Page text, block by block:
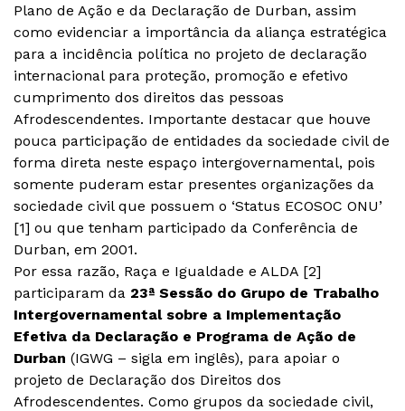
Plano de Ação e da Declaração de Durban, assim
como evidenciar a importância da aliança estratégica
para a incidência política no projeto de declaração
internacional para proteção, promoção e efetivo
cumprimento dos direitos das pessoas
Afrodescendentes. Importante destacar que houve
pouca participação de entidades da sociedade civil de
forma direta neste espaço intergovernamental, pois
somente puderam estar presentes organizações da
sociedade civil que possuem o ‘Status ECOSOC ONU’
[1] ou que tenham participado da Conferência de
Durban, em 2001.
Por essa razão, Raça e Igualdade e ALDA [2]
participaram da 23ª Sessão do Grupo de Trabalho
Intergovernamental sobre a Implementação
Efetiva da Declaração e Programa de Ação de
Durban (IGWG – sigla em inglês), para apoiar o
projeto de Declaração dos Direitos dos
Afrodescendentes. Como grupos da sociedade civil,